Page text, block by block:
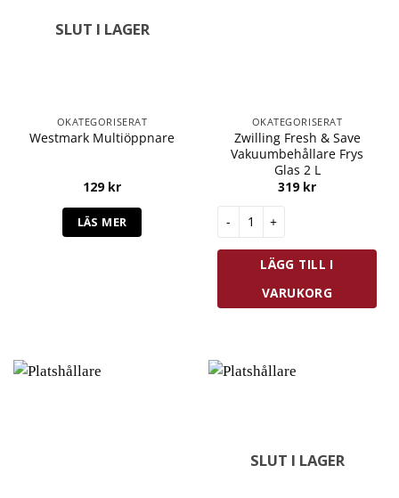
SLUT I LAGER
OKATEGORISERAT
Westmark Multiöppnare
129 kr
LÄS MER
OKATEGORISERAT
Zwilling Fresh & Save
Vakuumbehållare Frys
Glas 2 L
319 kr
Zwilling Fresh & Save
LÄGG TILL I
VARUKORG
SLUT I LAGER